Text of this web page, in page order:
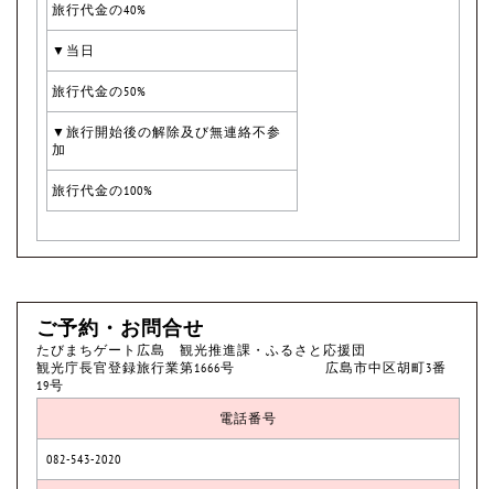
旅行代金の40%
▼当日
旅行代金の50%
▼旅行開始後の解除及び無連絡不参
加
旅行代金の100%
ご予約・お問合せ
たびまちゲート広島 観光推進課・ふるさと応援団
観光庁長官登録旅行業第1666号 広島市中区胡町3番
19号
電話番号
082-543-2020